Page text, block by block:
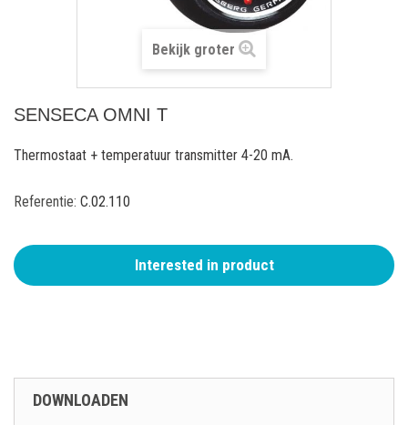
Bekijk groter
SENSECA OMNI T
Thermostaat + temperatuur transmitter 4-20 mA.
Referentie: C.02.110
Interested in product
DOWNLOADEN